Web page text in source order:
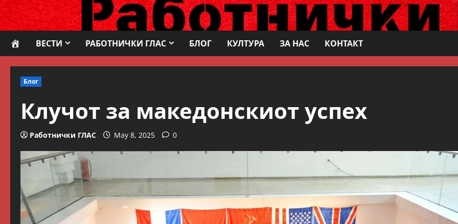
Skip
to
content
ВЕСТИ РАБОТНИЧКИ ГЛАС БЛОГ КУЛТУРА ЗА НАС КОНТАКТ
Блог
Клучот за македонскиот успех
Работнички ГЛАС May 8, 2025 0